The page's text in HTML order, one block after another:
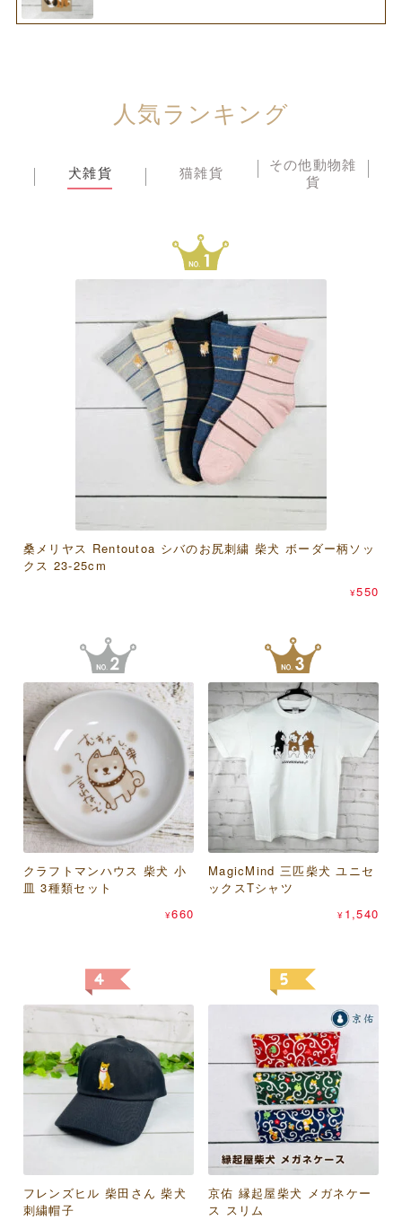
人気ランキング
犬雑貨 猫雑貨
その他動物雑
貨
桑メリヤス Rentoutoa シバのお尻刺繍 柴犬 ボーダー柄ソッ
クス 23-25cm
¥550
クラフトマンハウス 柴犬 小
皿 3種類セット
¥660
MagicMind 三匹柴犬 ユニセ
ックスTシャツ
¥ 1,540
フレンズヒル 柴田さん 柴犬
刺繍帽子
京佑 縁起屋柴犬 メガネケー
ス スリム
アクティブコーポレーション モフサンド 竹うちわグリーテ
ィングカード
¥638
サントス のあぷらす ねこま
みれ（猫） 晴雨兼用折りた
スケーター mofusand×サン
リオキャラクターズ 抗菌 シ
濱文様 和たおるセミウォッシュ おしくら文鳥
あらいぐまラスカル プチラ
スカル オレンジフラワー パ
スケース
1,848
桑メリヤス 足袋屋 虎柄 足袋
型ソックス 25-27cm
トモ・コーポレーション レ
ッサーパンダ ヤンピーコイ
MagicMind キャーパンダ ユ
ニセックスTシャツ